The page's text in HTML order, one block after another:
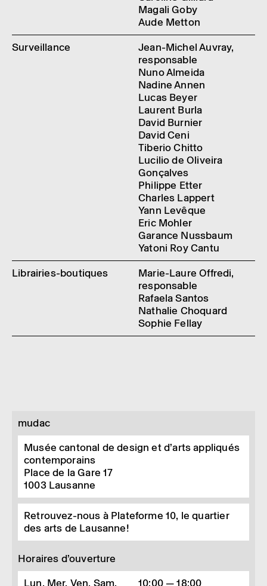
Magali Goby
Aude Metton
Surveillance
Jean-Michel Auvray,
responsable
Nuno Almeida
Nadine Annen
Lucas Beyer
Laurent Burla
David Burnier
David Ceni
Tiberio Chitto
Lucilio de Oliveira
Gonçalves
Philippe Etter
Charles Lappert
Yann Levêque
Eric Mohler
Garance Nussbaum
Yatoni Roy Cantu
Librairies-boutiques
Marie-Laure Offredi,
responsable
Rafaela Santos
Nathalie Choquard
Sophie Fellay
mudac
Musée cantonal de design et d’arts appliqués
contemporains
Place de la Gare 17
1003 Lausanne
Retrouvez-nous à Plateforme 10, le quartier
des arts de Lausanne!
Horaires d’ouverture
Lun, Mer, Ven, Sam,
10:00 — 18:00